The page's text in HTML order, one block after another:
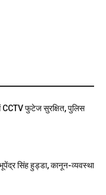
CCTV फुटेज सुरक्षित, पुलिस
सिंह हुड्डा, कानून-व्यवस्था